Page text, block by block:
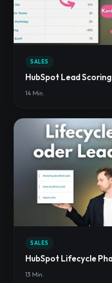
SALES
HubSpot Lead Scoring
14 Min.
SALES
HubSpot Lifecycle
13 Min.